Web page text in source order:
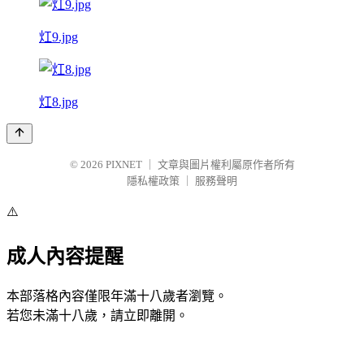
灴9.jpg
灴8.jpg
© 2026 PIXNET
文章與圖片權利屬原作者所有
隱私權政策
服務聲明
⚠️
成人內容提醒
本部落格內容僅限年滿十八歲者瀏覽。
若您未滿十八歲，請立即離開。